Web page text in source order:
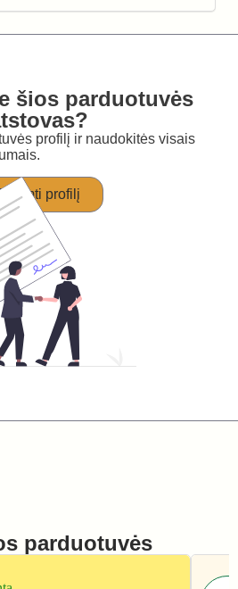
šios parduotuvės
profilį ir naudokitės visais
profilį
parduotuvės